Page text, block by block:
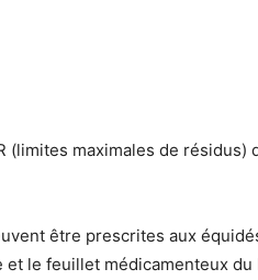
(limites maximales de
être prescrites aux
et le feuillet médicamenteux